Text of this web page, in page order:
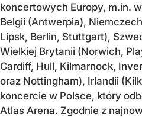
koncertowych Europy, m.in.
Belgii (Antwerpia),
Lipsk, Berlin, Stuttgart),
Wielkiej Brytanii (Norwich,
Cardiff, Hull, Kilmarnock,
oraz Nottingham), Irlandii
koncercie w Polsce, który
Atlas Arena. Zgodnie z